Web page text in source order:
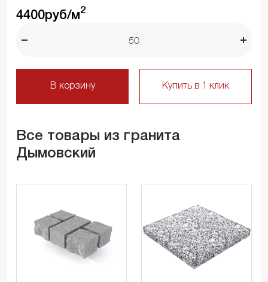
4400руб/м2
В корзину Купить в 1 клик
Все товары из гранита
Дымовский